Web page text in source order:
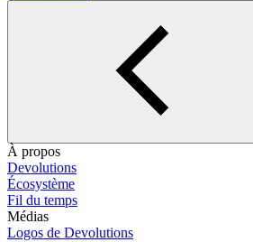
À propos
Devolutions
Écosystème
Fil du temps
Médias
Logos de Devolutions